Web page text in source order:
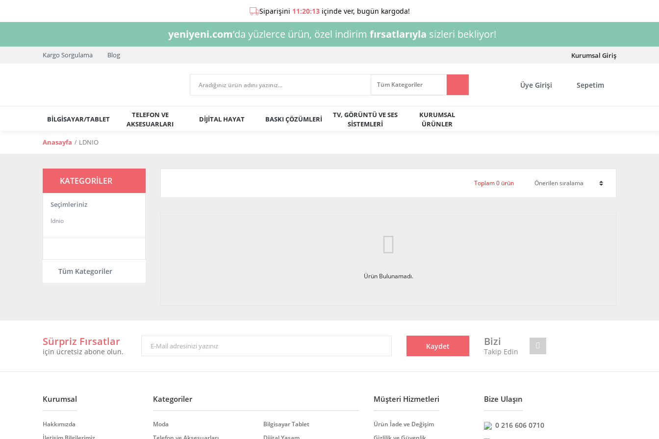
yeniyeni.com’da yüzlerce ürün, özel indirim fırsatlarıyla sizleri bekliyor!
Kargo Sorgulama Blog Kurumsal Giriş
Üye Girişi Sepetim
BİLGİSAYAR/TABLET
TELEFON VE
AKSESUARLARI
DİJİTAL HAYAT BASKI ÇÖZÜMLERİ
TV, GÖRÜNTÜ VE SES
SİSTEMLERİ
KURUMSAL
ÜRÜNLER
Anasayfa LDNIO
KATEGORİLER
Seçimleriniz
ldnio
Tüm Kategoriler
Toplam 0 ürün
Ürün Bulunamadı.
Sürpriz Fırsatlar
için ücretsiz abone olun.
Kaydet Bizi
Takip Edin
Kurumsal
Hakkımızda
Kategoriler
Moda
Bilgisayar Tablet
Müşteri Hizmetleri
Ürün İade ve Değişim
Bize Ulaşın
0 216 606 0710